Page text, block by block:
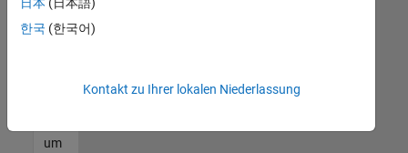
entsprechen,
werden
unseres
um
日本 (日本語)
한국 (한국어)
Kontakt zu Ihrer lokalen Niederlassung